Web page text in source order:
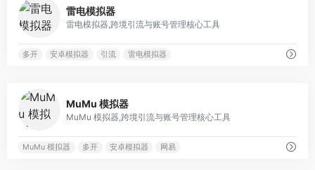
雷电模拟器
雷电模拟器,跨境引流与账号管理核心工具
多开 安卓模拟器 引流 雷电模拟器
MuMu 模拟器
MuMu 模拟器,跨境引流与账号管理核心工具
MuMu 模拟器 多开 安卓模拟器 网易